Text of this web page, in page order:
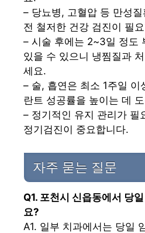
– 당뇨병, 고혈압 등 만성
전 철저한 건강 검진이 필
– 시술 후에는 2~3일 정도
있을 수 있으니 냉찜질과
세요.
– 술, 흡연은 최소 1주일 이
란트 성공률을 높이는 데
– 정기적인 유지 관리가 필
정기검진이 중요합니다.
자주 묻는 질문
Q1. 포천시 신읍동에서 당
요?
A1. 일부 치과에서는 당일